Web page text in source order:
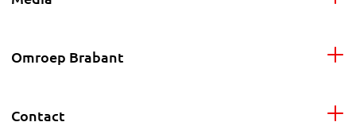
Omroep Brabant
Contact